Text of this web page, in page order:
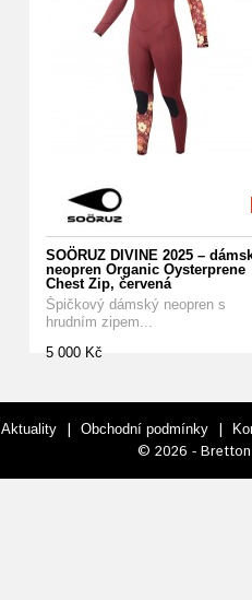
SOÖRUZ DIVINE 2025 –
neopren Organic Oysterprene
Chest Zip, červená
Špičkový dámský neopren s
hrudním zipem...
5 000 Kč
Aktuality | Obchodní podmínky |
© 2026 - Bretton